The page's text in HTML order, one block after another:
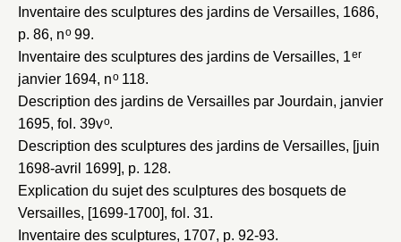
Inventaire des sculptures des jardins de Versailles, 1686,
p. 86, no99.
Inventaire des sculptures des jardins de Versailles, 1er
janvier 1694, no118.
Description des jardins de Versailles par Jourdain, janvier
1695, fol. 39vo.
Description des sculptures des jardins de Versailles, [juin
1698-avril 1699], p. 128.
Explication du sujet des sculptures des bosquets de
Versailles, [1699-1700], fol. 31.
Inventaire des sculptures, 1707, p. 92-93.